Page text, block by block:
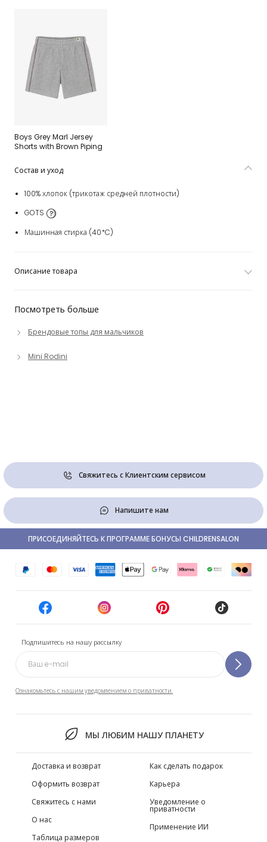
Boys Grey Marl Jersey
Shorts with Brown Piping
Посмотреть больше
Брендовые топы для мальчиков
Mini Rodini
Состав и уход
100% хлопок (трикотаж средней плотности)
GOTS
Машинная стирка (40*C)
Описание товара
Свяжитесь с Клиентским сервисом
Напишите нам
Подпишитесь на нашу рассылку
Ознакомьтесь с нашим уведомлением о приватности.
МЫ ЛЮБИМ НАШУ ПЛАНЕТУ
ПРИСОЕДИНЯЙТЕСЬ К ПРОГРАММЕ БОНУСЫ CHILDRENSALON
Доставка и возврат
Оформить возврат
Свяжитесь с нами
О нас
Таблица размеров
Как сделать подарок
Карьера
Уведомление о
приватности
Применение ИИ